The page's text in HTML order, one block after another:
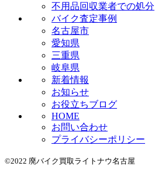
不用品回収業者での処分
バイク査定事例
名古屋市
愛知県
三重県
岐阜県
新着情報
お知らせ
お役立ちブログ
HOME
お問い合わせ
プライバシーポリシー
©2022 廃バイク買取ライトナウ名古屋